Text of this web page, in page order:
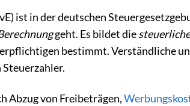
ist in der deutschen
geht. Es bildet die
bestimmt. Verständliche
Abzug von Freibeträgen,